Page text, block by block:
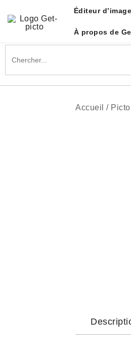
content
Éditeur
À propos de
Search
for:
Accueil /